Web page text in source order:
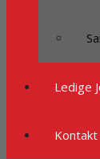
Ledige
Kontakt